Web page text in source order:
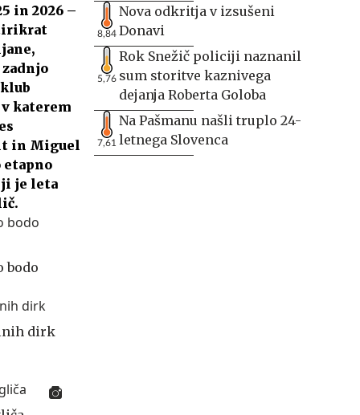
in 2026 –
katerem
in Miguel
etapno
je leta
bodo
dirk
8,84
Nova odkritja v izsušeni
Donavi
5,76
Rok Snežič policiji naznanil
sum storitve kaznivega
dejanja Roberta Goloba
7,61
Na Pašmanu našli truplo 24-
letnega Slovenca